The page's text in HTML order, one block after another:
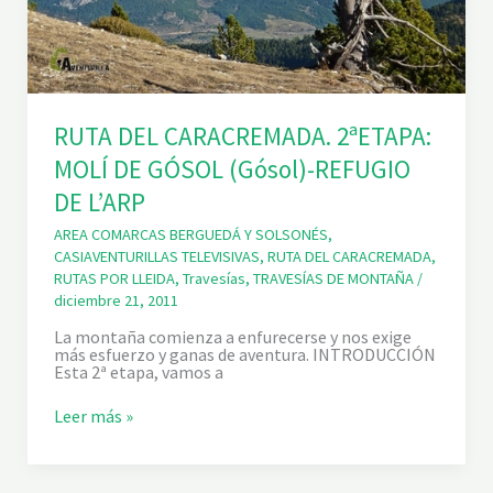
s
)
-
C
A
P
I
N
G
L
’
A
I
G
U
A
’
O
R
L
3
ª
E
T
A
P
E
F
U
I
O
D
E
L
’
A
R
P
S
RUTA DEL CARACREMADA. 2ªETAPA:
MOLÍ DE GÓSOL (Gósol)-REFUGIO
DE L’ARP
AREA COMARCAS BERGUEDÁ Y SOLSONÉS,
CASIAVENTURILLAS TELEVISIVAS, RUTA DEL CARACREMADA,
RUTAS POR LLEIDA, Travesías, TRAVESÍAS DE MONTAÑA/
diciembre 21, 2011
La montaña comienza a enfurecerse y nos exige
más esfuerzo y ganas de aventura. INTRODUCCIÓN
Esta 2ª etapa, vamos a
R
Leer más »